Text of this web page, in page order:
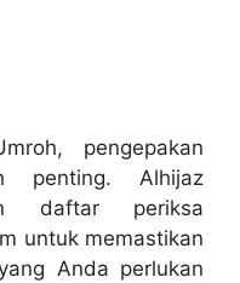
pengepakan
penting. Alhijaz
daftar periksa
untuk memastikan
Anda perlukan